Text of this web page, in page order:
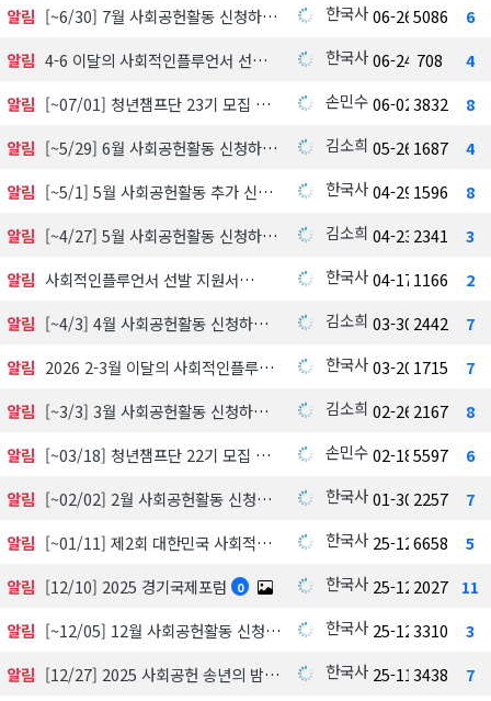
알림
[~6/30] 7월 사회공헌활동 신청하기 한국사회공헌협회
06-26 5086
6
알림
4-6 이달의 사회적인플루언서 선정 발표 한국사회공헌협회
06-24 708
4
알림
[~07/01] 청년챔프단 23기 모집 中 손민수06-02 3832
8
알림
[~5/29] 6월 사회공헌활동 신청하기 김소희 05-26 1687
4
알림
[~5/1] 5월 사회공헌활동 추가 신청하기 한국사회공헌협회
04-29 1596
8
알림
[~4/27] 5월 사회공헌활동 신청하기 김소희 04-23 2341
3
알림
사회적인플루언서 선발 지원서 한국사회공헌협회
04-17 1166
2
알림
[~4/3] 4월 사회공헌활동 신청하기 김소희 03-30 2442
7
알림
2026 2-3월 이달의 사회적인플루언서 선정 발표 한국사회공헌협회
03-20 1715
7
알림
[~3/3] 3월 사회공헌활동 신청하기 김소희 02-26 2167
8
알림
[~03/18] 청년챔프단 22기 모집 中 손민수02-18 5597
6
알림
[~02/02] 2월 사회공헌활동 신청하기 한국사회공헌협회
01-30 2257
7
알림
[~01/11] 제2회 대한민국 사회적가치 시상식 수상 후보자 공모 및 심사 한국사회공헌협회
25-12-18
6658
5
알림 [12/10] 2025 경기국제포럼 0 한국사회공헌협회
25-12-03
2027
11
알림
[~12/05] 12월 사회공헌활동 신청하기 한국사회공헌협회
25-12-01
3310
3
알림
[12/27] 2025 사회공헌 송년의 밤, 포틀락파티 한국사회공헌협회
25-11-18
3438 7